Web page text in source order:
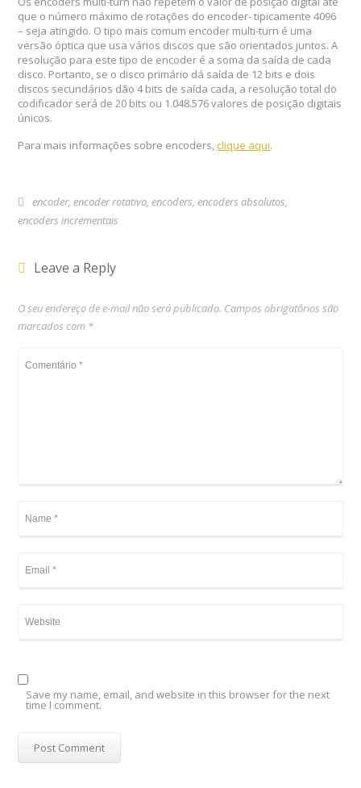
que o número máximo de rotações do encoder- tipicamente 4096
– seja atingido. O tipo mais comum encoder multi-turn é uma
versão óptica que usa vários discos que são orientados juntos.A
resolução para este tipo de encoder é a soma da saída de cada
disco. Portanto, se o disco primário dá saída de 12 bits e dois
discos secundários dão 4 bits de saída cada, a resolução total do
codificador será de 20 bits ou 1.048.576 valores de posição digitais
únicos.
Para mais informações sobre encoders,clique aqui.
encoder,encoder rotativo,encoders,encoders absolutos,
encoders incrementais
Leave a Reply
O seu endereço de e-mail não será publicado. Campos obrigatórios são
marcados com *
Save my name, email, and website in this browser for the next
time I comment.